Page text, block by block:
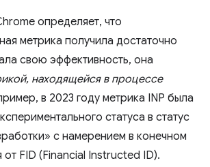
определяет, что
метрика получила достаточно
свою эффективность, она
находящейся в процессе
в 2023 году метрика INP была
статуса в статус
с намерением в конечном
от FID (Financial Instructed ID).